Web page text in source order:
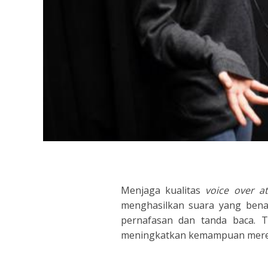
INDONESIA
ITALIAN
JAPANESE
JAVANESE
KOREAN
MALAY
MANDARIN
Menjaga kualitas voice over
menghasilkan suara yang
pernafasan dan tanda baca.
meningkatkan kemampuan